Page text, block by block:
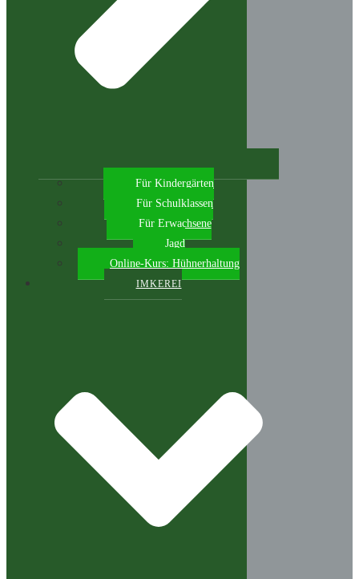
Für Kindergärten
Für Schulklassen
Für Erwachsene
Jagd
Online-Kurs: Hühnerhaltung
IMKEREI